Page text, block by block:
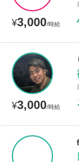
¥3,000/時給
¥3,000/時給